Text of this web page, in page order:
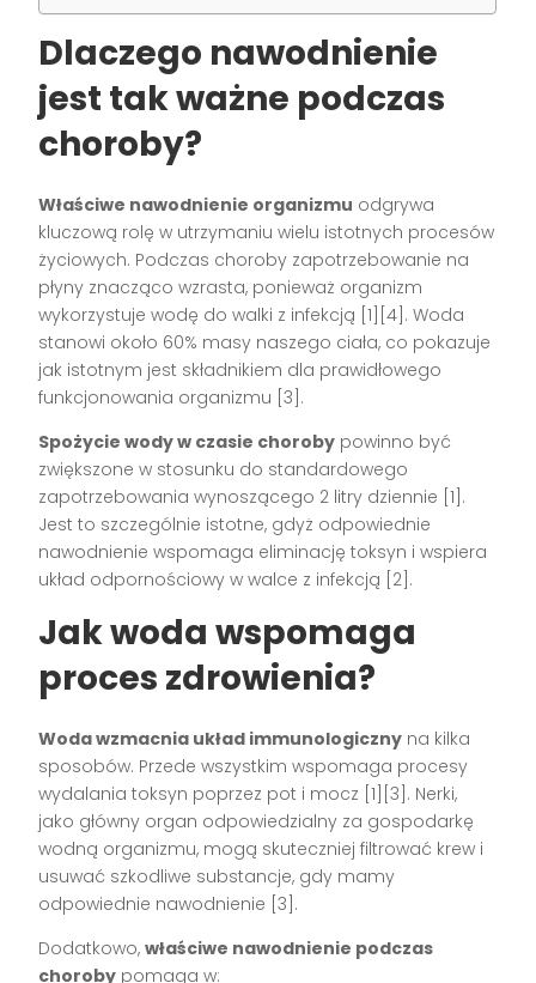
Dlaczego nawodnienie
jest tak ważne podczas
choroby?
Właściwe nawodnienie organizmu odgrywa
kluczową rolę w utrzymaniu wielu istotnych procesów
życiowych. Podczas choroby zapotrzebowanie na
płyny znacząco wzrasta, ponieważ organizm
wykorzystuje wodę do walki z infekcją [1][4]. Woda
stanowi około 60% masy naszego ciała, co pokazuje
jak istotnym jest składnikiem dla prawidłowego
funkcjonowania organizmu [3].
Spożycie wody w czasie choroby powinno być
zwiększone w stosunku do standardowego
zapotrzebowania wynoszącego 2 litry dziennie [1].
Jest to szczególnie istotne, gdyż odpowiednie
nawodnienie wspomaga eliminację toksyn i wspiera
układ odpornościowy w walce z infekcją [2].
Jak woda wspomaga
proces zdrowienia?
Woda wzmacnia układ immunologiczny na kilka
sposobów. Przede wszystkim wspomaga procesy
wydalania toksyn poprzez pot i mocz [1][3]. Nerki,
jako główny organ odpowiedzialny za gospodarkę
wodną organizmu, mogą skuteczniej filtrować krew i
usuwać szkodliwe substancje, gdy mamy
odpowiednie nawodnienie [3].
Dodatkowo,właściwe nawodnienie podczas
choroby pomaga w: